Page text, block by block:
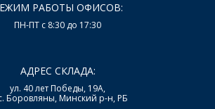
РАБОТЫ ОФИСОВ:
ПН-ПТ с 8:30 до 17:30
АДРЕС СКЛАДА:
ул. 40 лет Победы, 19А,
Боровляны, Минский р-н, РБ